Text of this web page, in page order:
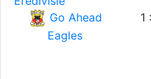
Go Ahead
Eagles
1